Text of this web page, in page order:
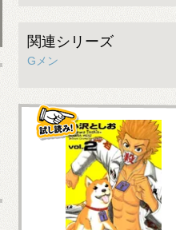
関連シリーズ
Gメン